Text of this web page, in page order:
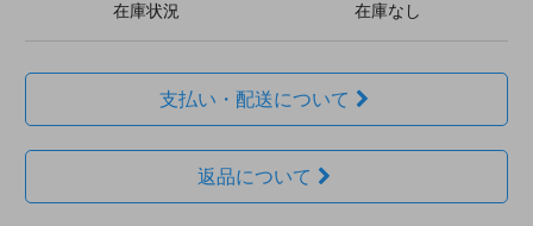
在庫状況 在庫なし
支払い・配送について
返品について